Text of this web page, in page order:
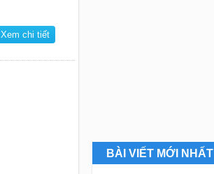
Xem chi tiết
BÀI VIẾT MỚI NHẤT